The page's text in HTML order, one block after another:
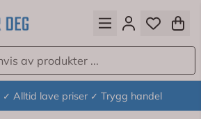
✓ Alltid lave priser ✓ Trygg handel